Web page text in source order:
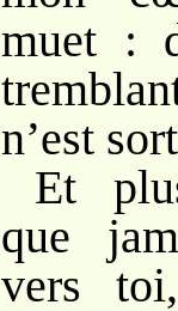
muet :
n’est
Et
que
vers